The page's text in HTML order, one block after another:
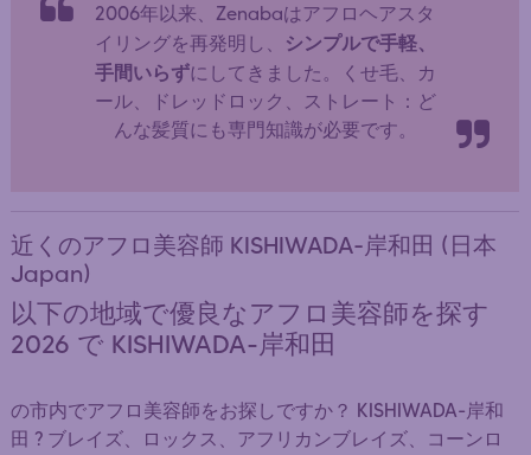
2006年以来、Zenabaはアフロヘアスタ
イリングを再発明し、
シンプルで手軽、
手間いらずにしてきました。くせ毛、カ
ール、ドレッドロック、ストレート：ど
んな髪質にも専門知識が必要です。
近くのアフロ美容師 KISHIWADA-岸和田 (日本
Japan)
以下の地域で優良なアフロ美容師を探す
2026 で KISHIWADA-岸和田
の市内でアフロ美容師をお探しですか？ KISHIWADA-岸和
田 ? ブレイズ、ロックス、アフリカンブレイズ、コーンロ